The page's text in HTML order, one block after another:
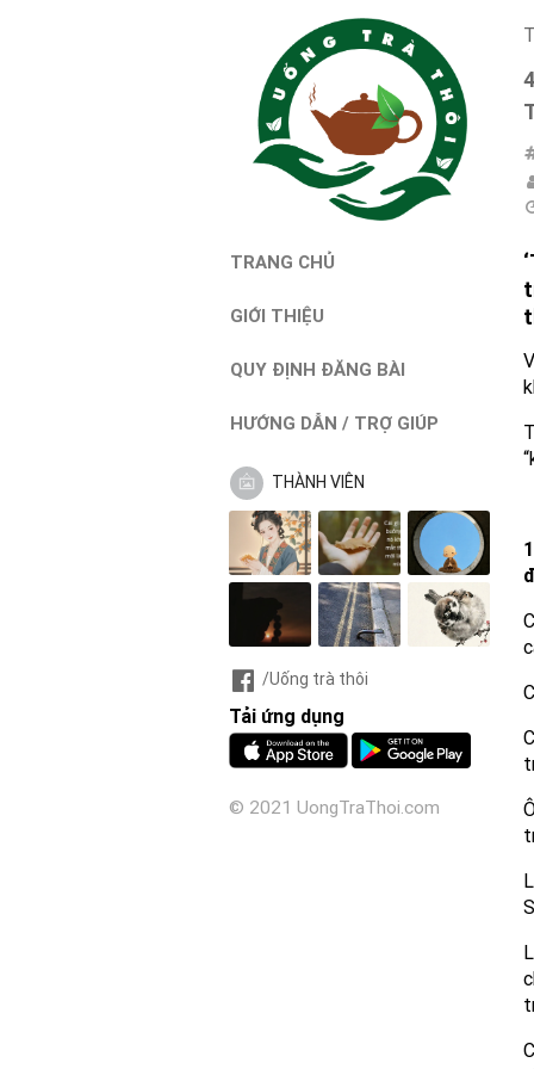
TRANG CHỦ
GIỚI THIỆU
QUY ĐỊNH ĐĂNG BÀI
HƯỚNG DẪN / TRỢ GIÚP
THÀNH VIÊN
/Uống trà thôi
Tải ứng dụng
© 2021 UongTraThoi.com